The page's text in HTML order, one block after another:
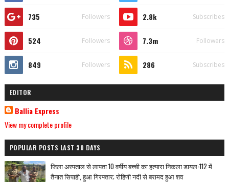
735 Followers 2.8k Subscribes
524 Followers 7.3m Followers
849 Followers 286 Subscribes
EDITOR
Ballia Express
View my complete profile
POPULAR POSTS LAST 30 DAYS
जिला अस्पताल से लापता 10 वर्षीय बच्ची का हत्यारा निकला डायल-112 में
तैनात सिपाही, हुआ गिरफ्तार; रोहिणी नदी से बरामद हुआ शव